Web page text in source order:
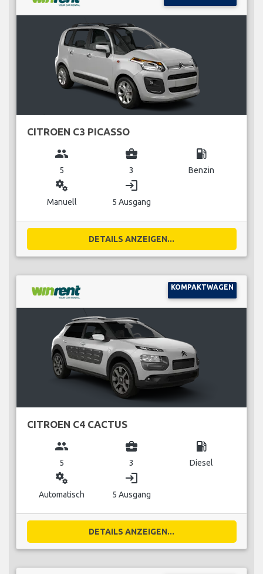
CITROEN C3 PICASSO
group
5
business_center
3
local_gas_station
Benzin
miscellaneous_services
Manuell
login
5 Ausgang
DETAILS ANZEIGEN...
KOMPAKTWAGEN
CITROEN C4 CACTUS
group
5
business_center
3
local_gas_station
Diesel
miscellaneous_services
Automatisch
login
5 Ausgang
DETAILS ANZEIGEN...